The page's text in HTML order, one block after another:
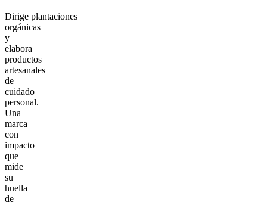
Dirige plantaciones
orgánicas
y
elabora
productos
artesanales
de
cuidado
personal.
Una
marca
con
impacto
que
mide
su
huella
de